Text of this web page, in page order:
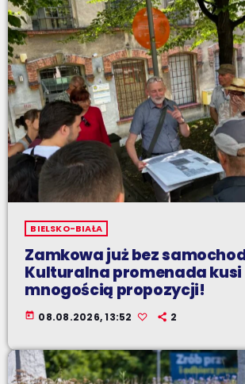
BIELSKO-BIAŁA
Zamkowa już bez
Kulturalna promenada kusi
mnogością propozycji!
today 08.08.2026, 13:52 2